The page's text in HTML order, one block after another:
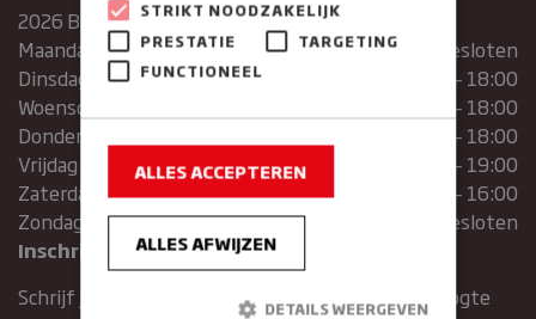
2026 Bakkerij Maxima
Maandag
gesloten
Dinsdag
07:30 – 13:00 | 14:00 – 18:00
Woensdag
07:30 – 13:00 | 14:00 – 18:00
Donderdag
07:30 – 13:00 | 14:00 – 18:00
Vrijdag
07:00 – 19:00
Zaterdag
07:00 – 16:00
Zondag
Gesloten
Inschrijven voor de nieuwsbrief
Schrijf je in voor de nieuwsbrief en blijft op de hoogte
STRIKT NOODZAKELIJK
PRESTATIE
TARGETING
FUNCTIONEEL
ALLES ACCEPTEREN
ALLES AFWIJZEN
DETAILS WEERGEVEN